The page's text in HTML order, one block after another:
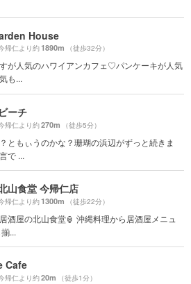
House
帰仁より約1890m （徒歩32分）
が人気のハワイアンカフェ♡パンケーキが人気
も...
ーチ
帰仁より約270m （徒歩5分）
ともぃうのかな？珊瑚の浜辺がずっと続きま
で ...
山食堂 今帰仁店
帰仁より約1300m （徒歩22分）
酒屋の北山食堂🏮 沖縄料理から居酒屋メニュ
...
Cafe
帰仁より約20m （徒歩1分）